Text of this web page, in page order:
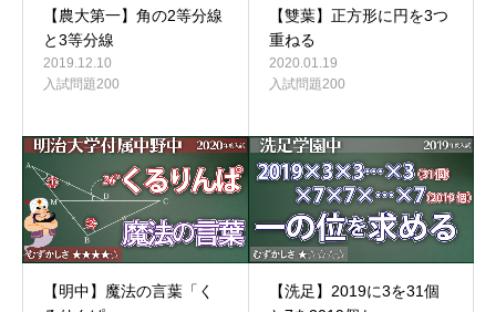
【農大第一】角の2等分線
と3等分線
2019.12.10
入試問題200
【雙葉】正方形に円を3つ
重ねる
2020.01.19
入試問題200
【明中】魔法の言葉「く
【洗足】2019に3を31個